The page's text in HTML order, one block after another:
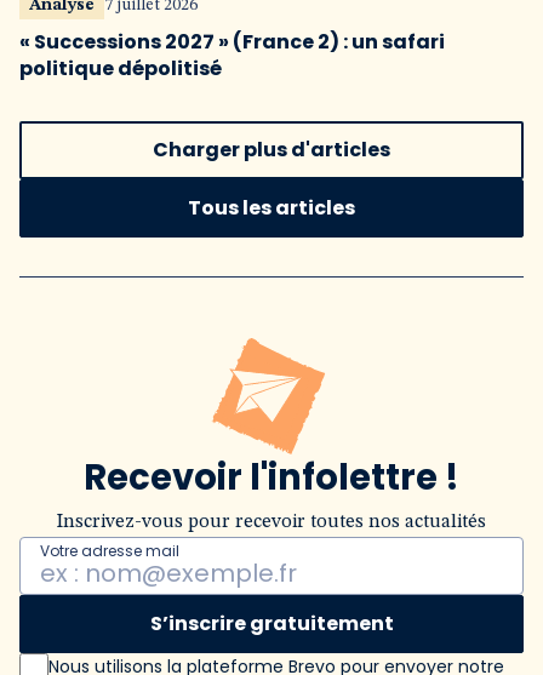
Analyse 7 juillet 2026
« Successions 2027 » (France 2) : un safari
politique dépolitisé
Charger plus d'articles
Tous les articles
Recevoir l'infolettre !
Inscrivez-vous pour recevoir toutes nos actualités
Votre adresse mail
S’inscrire gratuitement
Nous utilisons la plateforme Brevo pour envoyer notre